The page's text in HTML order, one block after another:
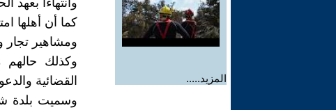
المزيد.....
وانتهاءا بعهد
كما أن أهلها
ومشاهير تجار
وكذلك
القضائية
وسميت بلدة